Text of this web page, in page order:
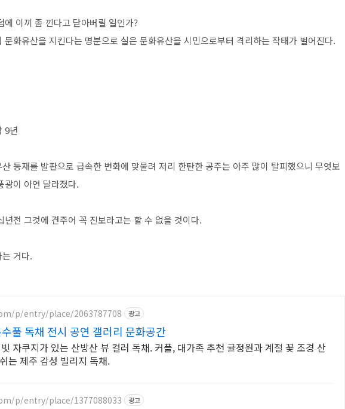
에 이끼 좀 낀다고 닫아버릴 일인가?
문화유산을 지킨다는 명분으로 실은 문화유산을 시민으로부터 격리하는 작태가 벌어진다.
9년
등재를 발판으로 급속한 변화에 맞물려 저리 한탄한 공주는 아주 많이 탈피했으니 무엇보
광이 아연 달라졌다.
년전 그것에 견주어 꼭 진보라고는 할 수 없을 것이다.
거다.
p/entry/place/2063787708 광고
풀 독채 전시 공연 갤러리 문화공간
자쿠지가 있는 산방산 뷰 컬러 독채. 커플, 대가족 추천 귤정원과 계절 꽃 조경 산
는 제주 감성 빌리지 독채.
p/entry/place/1377088033 광고